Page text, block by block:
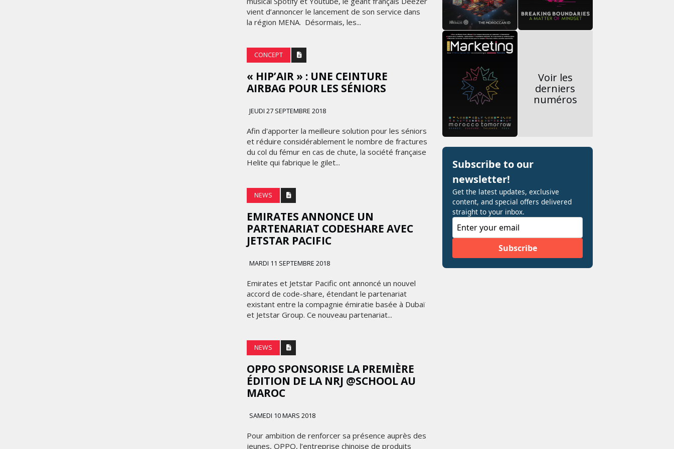
vient d’annoncer le lancement de son service dans
la région MENA. Désormais, les...
CONCEPT
« HIP’AIR » : UNE CEINTURE
AIRBAG POUR LES SÉNIORS
JEUDI 27 SEPTEMBRE 2018
Afin d'apporter la meilleure solution pour les séniors
et réduire considérablement le nombre de fractures
du col du fémur en cas de chute, la société française
Helite qui fabrique le gilet...
NEWS
EMIRATES ANNONCE UN
PARTENARIAT CODESHARE AVEC
JETSTAR PACIFIC
MARDI 11 SEPTEMBRE 2018
Emirates et Jetstar Pacific ont annoncé un nouvel
accord de code-share, étendant le partenariat
existant entre la compagnie émiratie basée à Dubaï
et Jetstar Group. Ce nouveau partenariat...
NEWS
OPPO SPONSORISE LA PREMIÈRE
ÉDITION DE LA NRJ @SCHOOL AU
MAROC
SAMEDI 10 MARS 2018
Pour ambition de renforcer sa présence auprès des
jeunes, OPPO, l’entreprise chinoise de produits
Voir les
derniers
numéros